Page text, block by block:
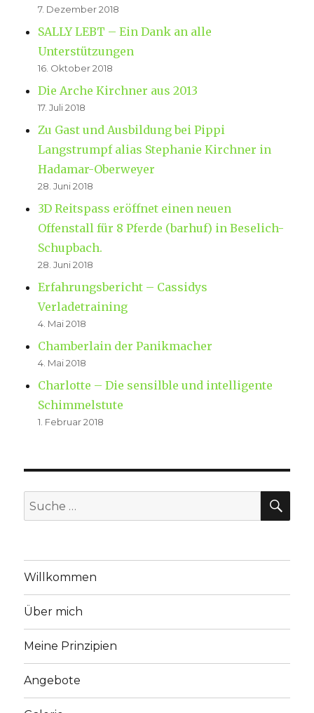
7. Dezember 2018
SALLY LEBT – Ein Dank an alle
Unterstützungen
16. Oktober 2018
Die Arche Kirchner aus 2013
17. Juli 2018
Zu Gast und Ausbildung bei Pippi
Langstrumpf alias Stephanie Kirchner in
Hadamar-Oberweyer
28. Juni 2018
3D Reitspass eröffnet einen neuen
Offenstall für 8 Pferde (barhuf) in Beselich-
Schupbach.
28. Juni 2018
Erfahrungsbericht – Cassidys
Verladetraining
4. Mai 2018
Chamberlain der Panikmacher
4. Mai 2018
Charlotte – Die sensilble und intelligente
Schimmelstute
1. Februar 2018
Suche
nach:
Willkommen
Über mich
Meine Prinzipien
Angebote